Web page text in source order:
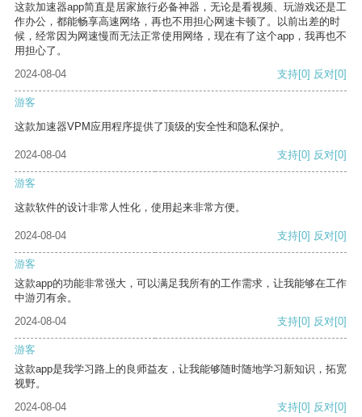
这款加速器app简直是居家旅行必备神器，无论是看视频、玩游戏还是工
作办公，都能畅享高速网络，再也不用担心网速卡顿了。以前出差的时
候，经常因为网速慢而无法正常使用网络，现在有了这个app，我再也不
用担心了。
2024-08-04
支持[0] 反对[0]
游客
这款加速器VPM应用程序提供了顶级的安全性和隐私保护。
2024-08-04 支持[0] 反对[0]
游客
这款软件的设计非常人性化，使用起来非常方便。
2024-08-04 支持[0] 反对[0]
游客
这款app的功能非常强大，可以满足我所有的工作需求，让我能够在工作
中游刃有余。
2024-08-04
支持[0] 反对[0]
游客
这款app是我学习路上的良师益友，让我能够随时随地学习新知识，拓宽
视野。
2024-08-04
支持[0] 反对[0]